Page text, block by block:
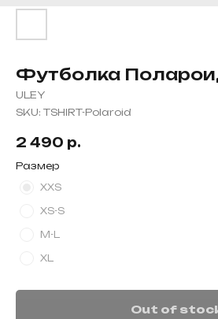
Футболка
ULEY
SKU: TSHIRT-Polaroid
2 490 р.
Размер
XXS
XS-S
M-L
XL
Out of